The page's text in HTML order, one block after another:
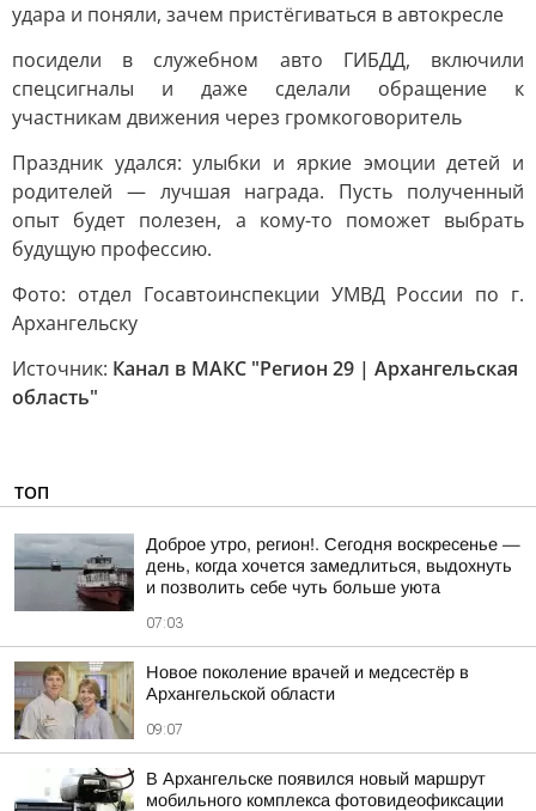
удара и поняли, зачем пристёгиваться в автокресле
посидели в служебном авто ГИБДД, включили
спецсигналы и даже сделали обращение к
участникам движения через громкоговоритель
Праздник удался: улыбки и яркие эмоции детей и
родителей — лучшая награда. Пусть полученный
опыт будет полезен, а кому-то поможет выбрать
будущую профессию.
Фото: отдел Госавтоинспекции УМВД России по г.
Архангельску
Источник: Канал в МАКС "Регион 29 | Архангельская
область"
ТОП
Доброе утро, регион!. Сегодня воскресенье —
день, когда хочется замедлиться, выдохнуть
и позволить себе чуть больше уюта
07:03
Новое поколение врачей и медсестёр в
Архангельской области
09:07
В Архангельске появился новый маршрут
мобильного комплекса фотовидеофиксации